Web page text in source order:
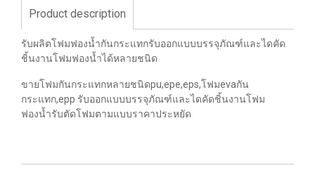
Product description
รับผลิตโฟมฟองน้ำกันกระแทกรับออกแบบบรรจุภัณฑ์และไดคัด
ชิ้นงานโฟมฟองน้ำได้หลายชนิด
ขายโฟมกันกระแทกหลายชนิดpu,epe,eps,โฟมevaกัน
กระแทก,epp รับออกแบบบรรจุภัณฑ์และไดคัดชิ้นงานโฟม
ฟองน้ำรับตัดโฟมตามแบบราคาประหยัด